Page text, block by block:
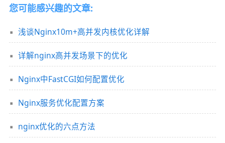
您可能感兴趣的文章:
浅谈Nginx10m+高并发内核优化详解
详解nginx高并发场景下的优化
Nginx中FastCGI如何配置优化
Nginx服务优化配置方案
nginx优化的六点方法